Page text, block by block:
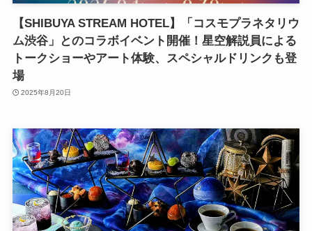
【SHIBUYA STREAM HOTEL】「コスモプラネタリウ
ム渋谷」とのコラボイベント開催！星空解説員による
トークショーやアート体験、スペシャルドリンクも登
場
2025年8月20日